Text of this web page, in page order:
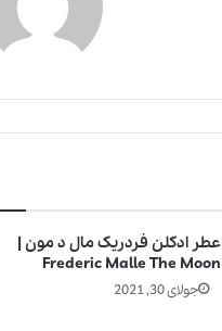
عطر ادکلن فردریک مال د مون |
Frederic Malle The Moon
جولای 30, 2021